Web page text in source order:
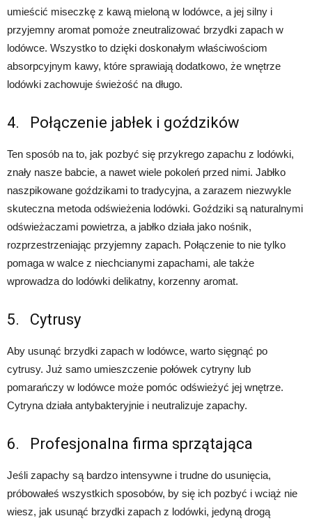
umieścić miseczkę z kawą mieloną w lodówce, a jej silny i
przyjemny aromat pomoże zneutralizować brzydki zapach w
lodówce. Wszystko to dzięki doskonałym właściwościom
absorpcyjnym kawy, które sprawiają dodatkowo, że wnętrze
lodówki zachowuje świeżość na długo.
4. Połączenie jabłek i goździków
Ten sposób na to, jak pozbyć się przykrego zapachu z lodówki,
znały nasze babcie, a nawet wiele pokoleń przed nimi. Jabłko
naszpikowane goździkami to tradycyjna, a zarazem niezwykle
skuteczna metoda odświeżenia lodówki. Goździki są naturalnymi
odświeżaczami powietrza, a jabłko działa jako nośnik,
rozprzestrzeniając przyjemny zapach. Połączenie to nie tylko
pomaga w walce z niechcianymi zapachami, ale także
wprowadza do lodówki delikatny, korzenny aromat.
5. Cytrusy
Aby usunąć brzydki zapach w lodówce, warto sięgnąć po
cytrusy. Już samo umieszczenie połówek cytryny lub
pomarańczy w lodówce może pomóc odświeżyć jej wnętrze.
Cytryna działa antybakteryjnie i neutralizuje zapachy.
6. Profesjonalna firma sprzątająca
Jeśli zapachy są bardzo intensywne i trudne do usunięcia,
próbowałeś wszystkich sposobów, by się ich pozbyć i wciąż nie
wiesz, jak usunąć brzydki zapach z lodówki, jedyną drogą